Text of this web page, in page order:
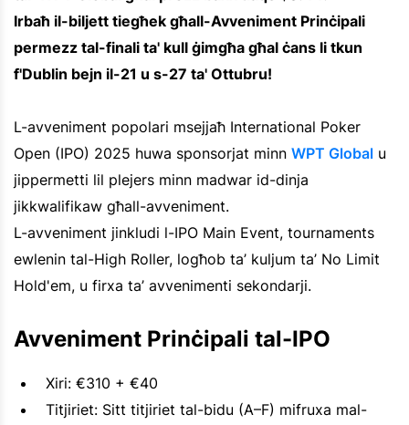
Irbaħ il-biljett tiegħek għall-Avveniment Prinċipali
permezz tal-finali ta' kull ġimgħa għal ċans li tkun
f'Dublin bejn il-21 u s-27 ta' Ottubru!
L-avveniment popolari msejjaħ International Poker
Open (IPO) 2025 huwa sponsorjat minn WPT Global u
jippermetti lil plejers minn madwar id-dinja
jikkwalifikaw għall-avveniment.
L-avveniment jinkludi l-IPO Main Event, tournaments
ewlenin tal-High Roller, logħob ta’ kuljum ta’ No Limit
Hold'em, u firxa ta’ avvenimenti sekondarji.
Avveniment Prinċipali tal-IPO
Xiri: €310 + €40
Titjiriet: Sitt titjiriet tal-bidu (A–F) mifruxa mal-